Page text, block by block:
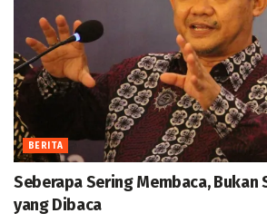
BERITA
Seberapa Sering Membaca, Bukan
yang Dibaca